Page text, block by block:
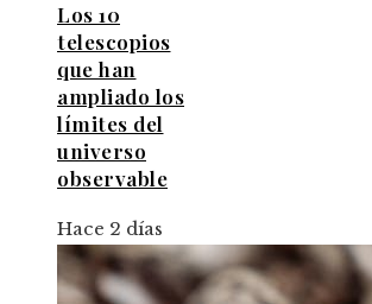
Los 10
telescopios
que han
ampliado los
límites del
universo
observable
Hace 2 días